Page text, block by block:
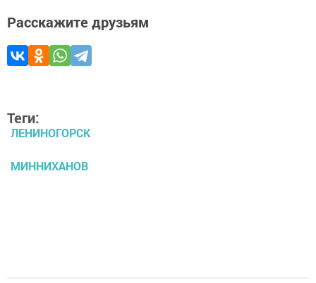
Расскажите друзьям
Теги:
ЛЕНИНОГОРСК
МИННИХАНОВ